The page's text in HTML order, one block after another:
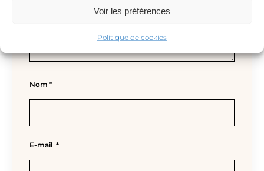
Voir les préférences
Politique de cookies
Nom *
E-mail *